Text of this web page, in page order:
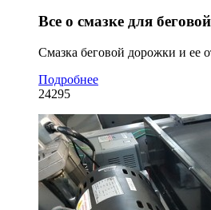
Все о смазке для
Смазка беговой дорожки и ее
Подробнее
24295